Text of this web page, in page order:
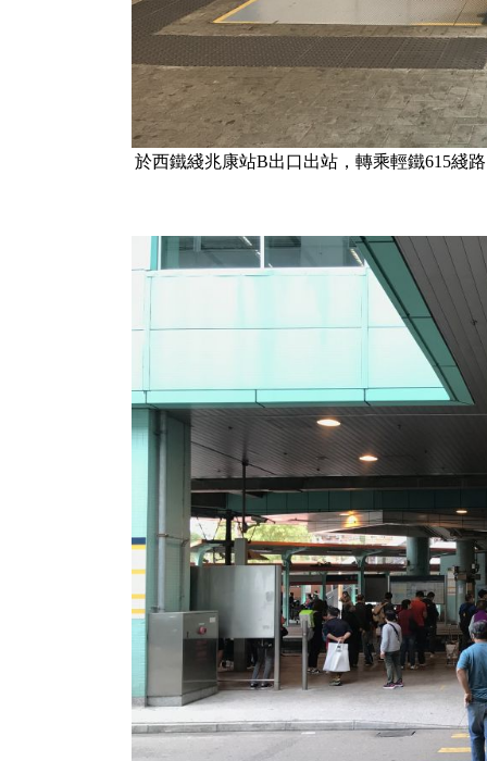
於西鐵綫兆康站B出口出站，轉乘輕鐵615綫